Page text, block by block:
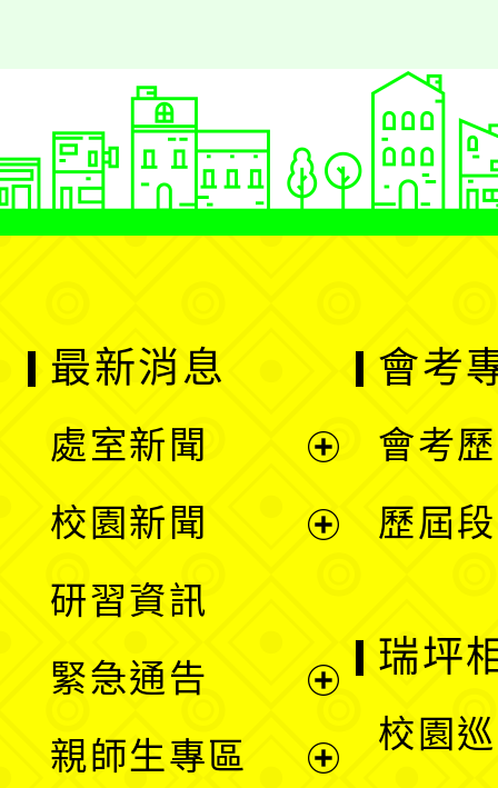
最新消息
處室新聞
單
校園新聞
選
單
研習資訊
緊急通告
親師生專區
會考
會考
歷屆
瑞坪
校園